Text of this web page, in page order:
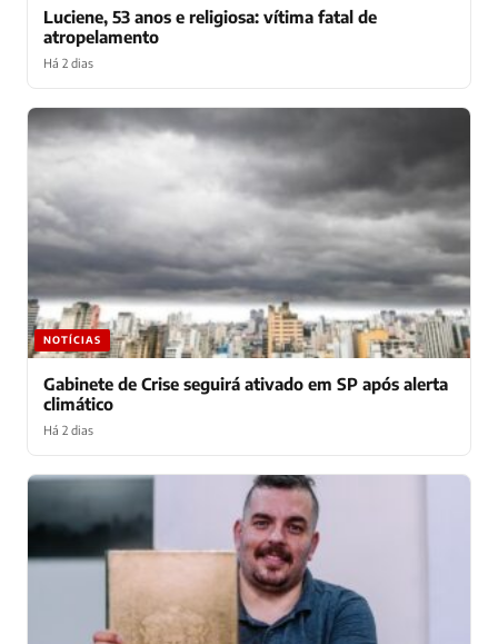
Luciene, 53 anos e religiosa: vítima fatal de
atropelamento
Há 2 dias
NOTÍCIAS
Gabinete de Crise seguirá ativado em SP após alerta
climático
Há 2 dias